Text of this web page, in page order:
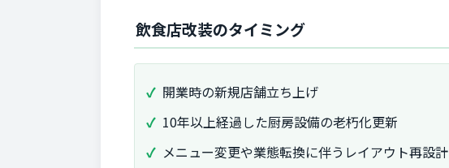
飲食店改装のタイミング
開業時の新規店舗立ち上げ
10年以上経過した厨房設備の老朽化更新
メニュー変更や業態転換に伴うレイアウト再設計